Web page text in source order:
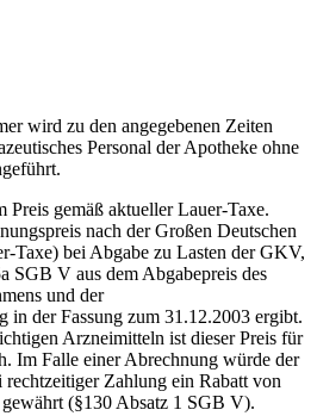
wird zu den angegebenen Zeiten
Personal der Apotheke ohne
Preis gemäß aktueller Lauer-Taxe.
nach der Großen Deutschen
Taxe) bei Abgabe zu Lasten der GKV,
SGB V aus dem Abgabepreis des
und der
in der Fassung zum 31.12.2003 ergibt.
Arzneimitteln ist dieser Preis für
Im Falle einer Abrechnung würde der
Zahlung ein Rabatt von
(§130 Absatz 1 SGB V).